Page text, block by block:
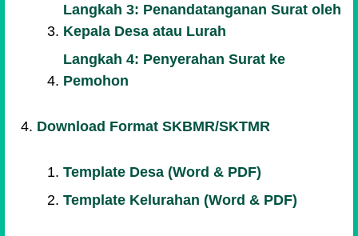
Langkah 3: Penandatanganan Surat oleh
Kepala Desa atau Lurah
Langkah 4: Penyerahan Surat ke
Pemohon
Download Format SKBMR/SKTMR
Template Desa (Word & PDF)
Template Kelurahan (Word & PDF)